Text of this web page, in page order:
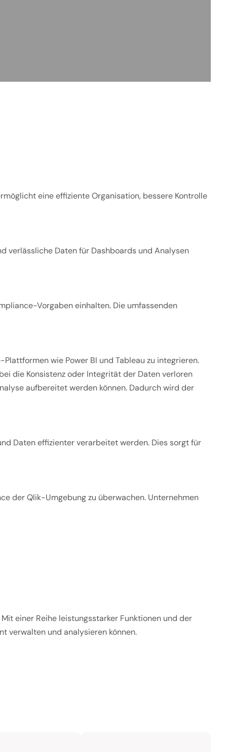
eine effiziente Organisation, bessere Kontrolle
verlässliche Daten für Dashboards und Analysen
Vorgaben einhalten. Die umfassenden
wie Power BI und Tableau zu integrieren.
die Konsistenz oder Integrität der Daten verloren
aufbereitet werden können. Dadurch wird der
Daten effizienter verarbeitet werden. Dies sorgt für
der Qlik-Umgebung zu überwachen. Unternehmen
einer Reihe leistungsstarker Funktionen und der
verwalten und analysieren können.